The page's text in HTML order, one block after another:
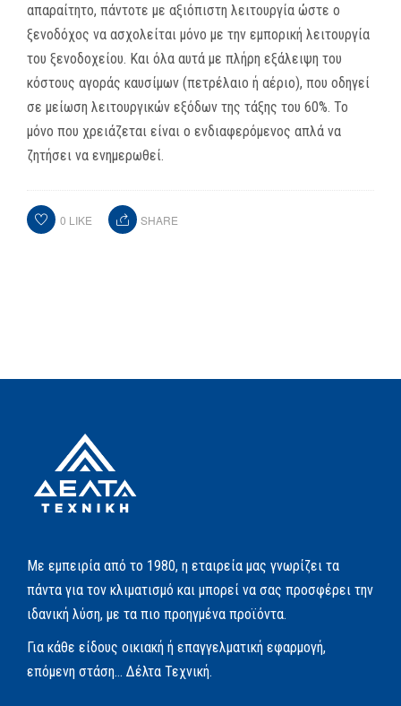
απαραίτητο, πάντοτε με αξιόπιστη λειτουργία ώστε ο
ξενοδόχος να ασχολείται μόνο με την εμπορική λειτουργία
του ξενοδοχείου. Και όλα αυτά με πλήρη εξάλειψη του
κόστους αγοράς καυσίμων (πετρέλαιο ή αέριο), που οδηγεί
σε μείωση λειτουργικών εξόδων της τάξης του 60%. Το
μόνο που χρειάζεται είναι ο ενδιαφερόμενος απλά να
ζητήσει να ενημερωθεί.
0 LIKE SHARE
Με εμπειρία από το 1980, η εταιρεία μας γνωρίζει τα
πάντα για τον κλιματισμό και μπορεί να σας προσφέρει την
ιδανική λύση, με τα πιο προηγμένα προϊόντα.
Για κάθε είδους οικιακή ή επαγγελματική εφαρμογή,
επόμενη στάση… Δέλτα Τεχνική.